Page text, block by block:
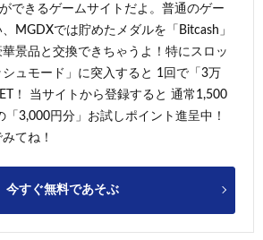
できるゲームサイトだよ。普通のゲー
MGDXでは貯めたメダルを「Bitcash」
景品と交換できちゃうよ！特にスロッ
シュモード」に突入すると 1回で「3万
！ 当サイトから登録すると 通常1,500
「3,000円分」お試しポイント進呈中！
てね！
今すぐ無料であそぶ